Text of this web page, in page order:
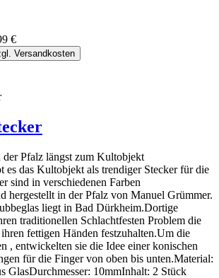
€
Versandkosten
der Pfalz längst zum Kultobjekt
es das Kultobjekt als trendiger Stecker für die
sind in verschiedenen Farben
hergestellt in der Pfalz von Manuel Grümmer.
liegt in Bad Dürkheim.Dortige
traditionellen Schlachtfesten Problem die
fettigen Händen festzuhalten.Um die
, entwickelten sie die Idee einer konischen
für die Finger von oben bis unten.Material:
GlasDurchmesser: 10mmInhalt: 2 Stück